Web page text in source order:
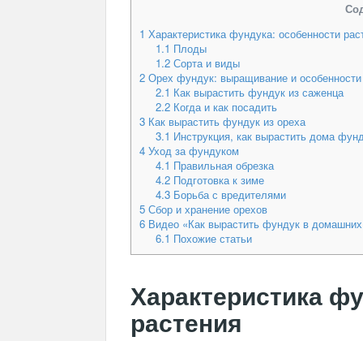
1 Характеристика фундука: особенности
1.1 Плоды
1.2Сорта и виды
2 Орех фундук: выращивание и
2.1 Как вырастить фундук из саженца
2.2Когда и как посадить
3 Как вырастить фундук из ореха
3.1 Инструкция, как вырастить дома
4 Уход за фундуком
4.1 Правильная обрезка
4.2Подготовка к зиме
4.3Борьба с вредителями
5 Сбор и хранение орехов
6 Видео «Как вырастить фундук в
6.1 Похожие статьи
Характеристика
растения